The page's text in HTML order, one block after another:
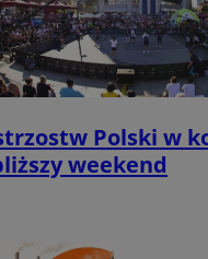
Polski w
weekend